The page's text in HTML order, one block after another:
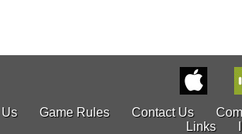
Game Rules Contact Us
Links